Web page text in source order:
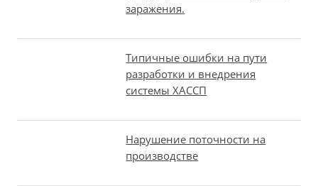
заражения.
Типичные ошибки на пути
разработки и внедрения
системы ХАССП
Нарушение поточности на
производстве